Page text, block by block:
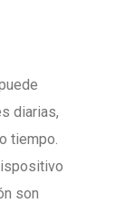
diarias,
tiempo.
son